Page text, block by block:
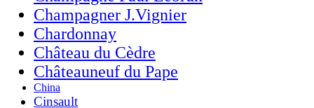
Champagner J.Vignier
Chardonnay
Château du Cèdre
Châteauneuf du Pape
China
Cinsault